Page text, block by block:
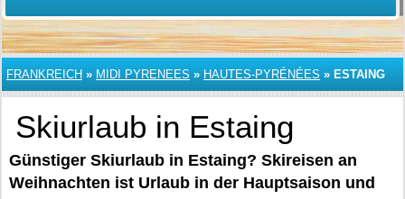
FRANKREICH » MIDI PYRENEES » HAUTES-PYRÉNÉES » ESTAING
Skiurlaub in Estaing
Günstiger Skiurlaub in Estaing? Skireisen an
Weihnachten ist Urlaub in der Hauptsaison und